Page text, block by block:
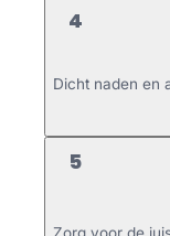
4
Dicht naden en
5
Zorg voor de